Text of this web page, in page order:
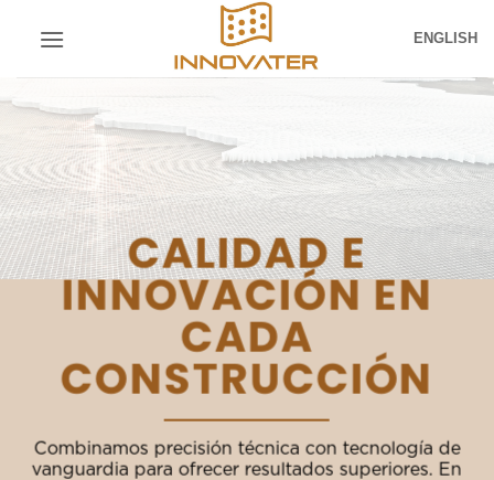
ENGLISH
CALIDAD E
INNOVACIÓN EN
CADA
CONSTRUCCIÓN
Combinamos precisión técnica con tecnología de
vanguardia para ofrecer resultados superiores. En